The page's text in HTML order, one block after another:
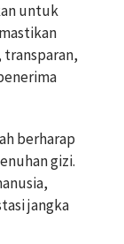
untuk
transparan,
berharap
gizi.
jangka